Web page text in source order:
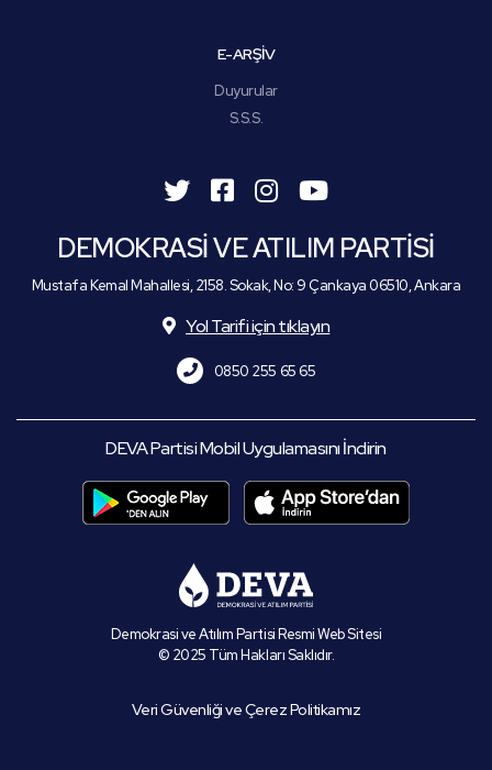
E-ARŞİV
Duyurular
S.S.S.
DEMOKRASİ VE ATILIM PARTİSİ
Mustafa Kemal Mahallesi, 2158. Sokak, No: 9 Çankaya 06510, Ankara
Yol Tarifi için tıklayın
0850 255 65 65
DEVA Partisi Mobil Uygulamasını İndirin
Demokrasi ve Atılım Partisi Resmi Web Sitesi
© 2025 Tüm Hakları Saklıdır.
Veri Güvenliği ve Çerez Politikamız